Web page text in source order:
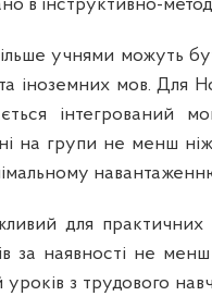
в інструктивно-
учнями можуть
іноземних мов. Для
інтегрований
на групи не менш
для практичних
за наявності не
з трудового